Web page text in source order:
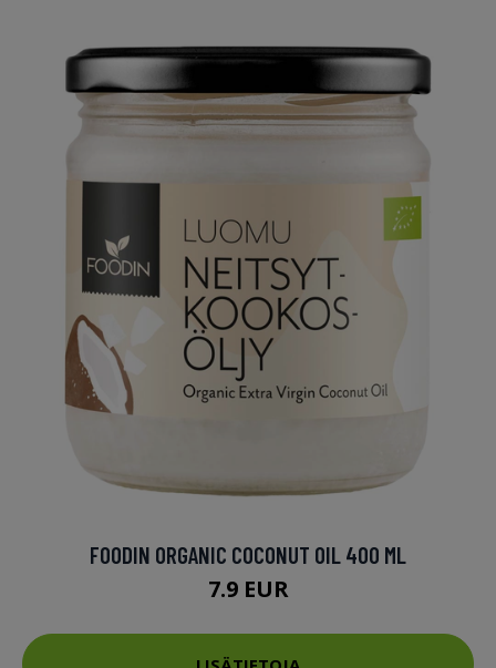
FOODIN ORGANIC COCONUT OIL 400 ML
7.9 EUR